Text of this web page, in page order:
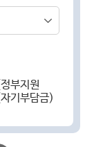
부지원
기부담금)